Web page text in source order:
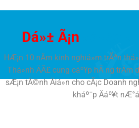
Dá»± Ã¡n
HÆ¡n 10 nÄm kinh nghiá»m trÃªn
Thá»nh ÄÃ£ cung cáº¥p hÃ ng trÄm
sÆ¡n tÄ©nh Äiá»n cho cÃ¡c Doanh
kháº¯p Äáº¥t